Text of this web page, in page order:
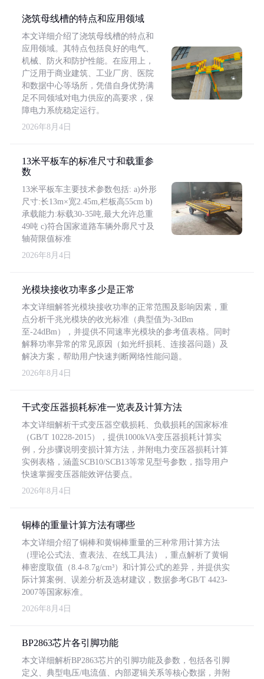
浇筑母线槽的特点和应用领域
本文详细介绍了浇筑母线槽的特点和
应用领域。其特点包括良好的电气、
机械、防火和防护性能。在应用上，
广泛用于商业建筑、工业厂房、医院
和数据中心等场所，凭借自身优势满
足不同领域对电力供应的高要求，保
障电力系统稳定运行。
2026年8月4日
13米平板车的标准尺寸和载重参
数
13米平板车主要技术参数包括: a)外形
尺寸:长13m×宽2.45m,栏板高55cm b)
承载能力:标载30-35吨,最大允许总重
49吨 c)符合国家道路车辆外廓尺寸及
轴荷限值标准
2026年8月4日
光模块接收功率多少是正常
本文详细解答光模块接收功率的正常范围及影响因素，重
点分析千兆光模块的收光标准（典型值为-3dBm
至-24dBm），并提供不同速率光模块的参考值表格。同时
解释功率异常的常见原因（如光纤损耗、连接器问题）及
解决方案，帮助用户快速判断网络性能问题。
2026年8月4日
干式变压器损耗标准一览表及计算方法
本文详细解析干式变压器空载损耗、负载损耗的国家标准
（GB/T 10228-2015），提供1000kVA变压器损耗计算实
例，分步骤说明变损计算方法，并附电力变压器损耗计算
实例表格，涵盖SCB10/SCB13等常见型号参数，指导用户
快速掌握变压器能效评估要点。
2026年8月4日
铜棒的重量计算方法有哪些
本文详细介绍了铜棒和黄铜棒重量的三种常用计算方法
（理论公式法、查表法、在线工具法），重点解析了黄铜
棒密度取值（8.4-8.7g/cm³）和计算公式的差异，并提供实
际计算案例、误差分析及选材建议，数据参考GB/T 4423-
2007等国家标准。
2026年8月4日
BP2863芯片各引脚功能
本文详细解析BP2863芯片的引脚功能及参数，包括各引脚
定义、典型电压/电流值、内部逻辑关系等核心数据，并附